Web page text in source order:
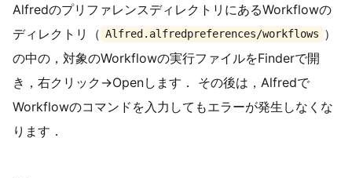
AlfredのプリファレンスディレクトリにあるWorkflowの
ディレクトリ（ Alfred.alfredpreferences/workflows ）
の中の，対象のWorkflowの実行ファイルをFinderで開
き，右クリック→Openします． その後は，Alfredで
Workflowのコマンドを入力してもエラーが発生しなくな
ります．